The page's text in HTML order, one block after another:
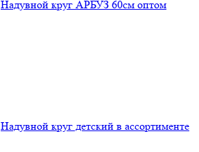
Надувной круг АРБУЗ 60см оптом
Надувной круг детский в ассортименте